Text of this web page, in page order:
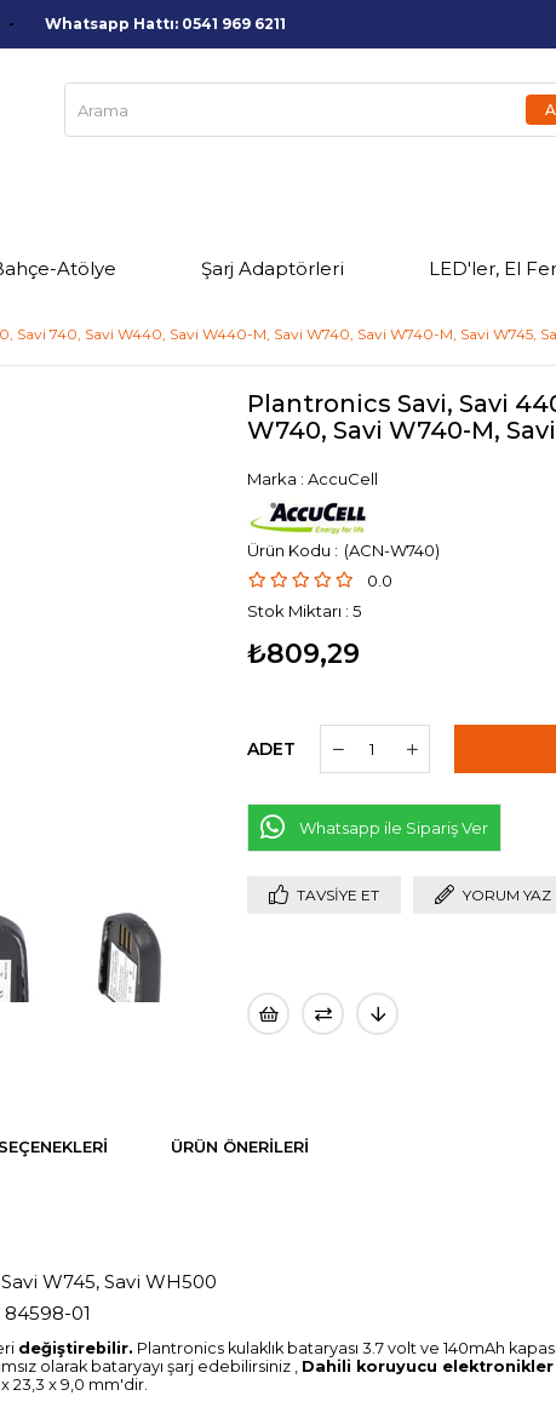
Whatsapp Hattı: 0541 969 6211
Atölye Şarj Adaptörleri LED'ler, El
Savi 740, Savi W440, Savi W440-M, Savi W740, Savi W740-M, Savi W745,
Plantronics Savi, Savi
W740, Savi W740-M,
Marka : AccuCell
(ACN-W740)
0.0
Stok Miktarı : 5
₺809,29
ADET
Whatsapp ile Sipariş Ver
TAVSIYE ET YORUM YAZ
ÜRÜN ÖNERILERI
W745, Savi WH500
01
değiştirebilir. Plantronics kulaklık bataryası 3.7 volt ve 140mAh
olarak bataryayı şarj edebilirsiniz , Dahili koruyucu elektronikler
23,3 x 9,0 mm'dir.